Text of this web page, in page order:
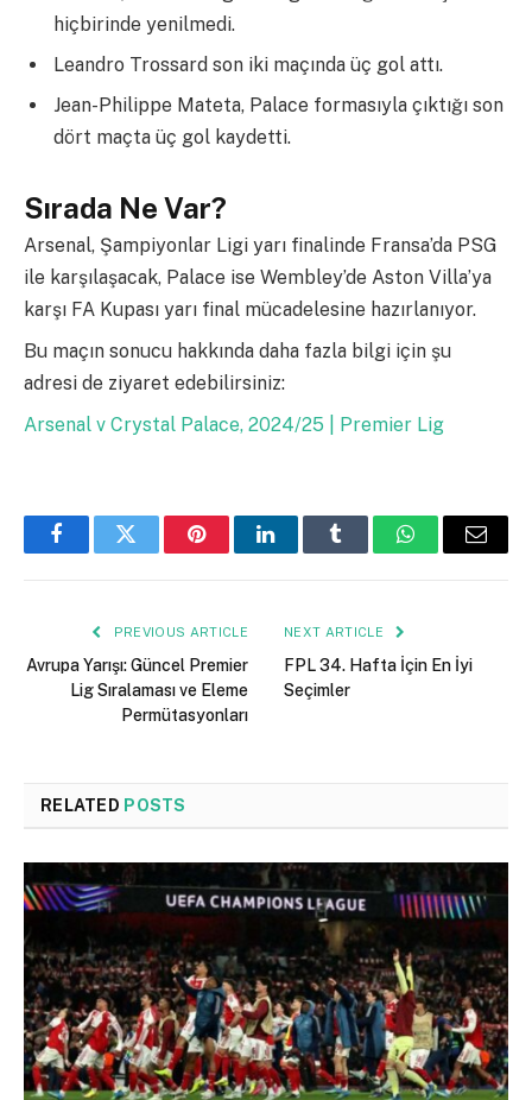
hiçbirinde yenilmedi.
Leandro Trossard son iki maçında üç gol attı.
Jean-Philippe Mateta, Palace formasıyla çıktığı son
dört maçta üç gol kaydetti.
Sırada Ne Var?
Arsenal, Şampiyonlar Ligi yarı finalinde Fransa’da PSG
ile karşılaşacak, Palace ise Wembley’de Aston Villa’ya
karşı FA Kupası yarı final mücadelesine hazırlanıyor.
Bu maçın sonucu hakkında daha fazla bilgi için şu
adresi de ziyaret edebilirsiniz:
Arsenal v Crystal Palace, 2024/25 | Premier Lig
FacebookTwitter PinterestLinkedInTumblr WhatsAppEmail
PREVIOUS ARTICLE
Avrupa Yarışı: Güncel Premier
Lig Sıralaması ve Eleme
Permütasyonları
NEXT ARTICLE
FPL 34. Hafta İçin En İyi
Seçimler
RELATED POSTS